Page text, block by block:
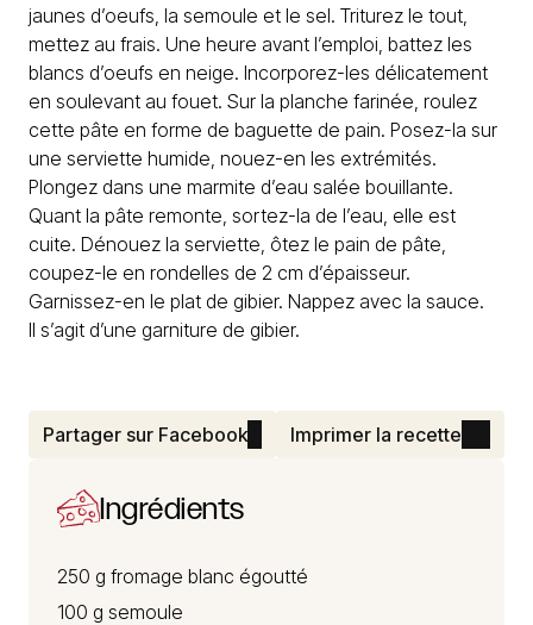
jaunes d’oeufs, la semoule et le sel. Triturez le tout,
mettez au frais. Une heure avant l’emploi, battez les
blancs d’oeufs en neige. Incorporez-les délicatement
en soulevant au fouet. Sur la planche farinée, roulez
cette pâte en forme de baguette de pain. Posez-la sur
une serviette humide, nouez-en les extrémités.
Plongez dans une marmite d’eau salée bouillante.
Quant la pâte remonte, sortez-la de l’eau, elle est
cuite. Dénouez la serviette, ôtez le pain de pâte,
coupez-le en rondelles de 2 cm d’épaisseur.
Garnissez-en le plat de gibier. Nappez avec la sauce.
Il s’agit d’une garniture de gibier.
Partager sur Facebook Imprimer la recette
Ingrédients
250 g fromage blanc égoutté
100 g semoule